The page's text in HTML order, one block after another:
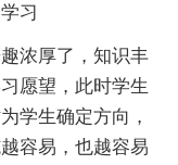
习
浓厚了，知识丰
愿望，此时学生
学生确定方向，
容易，也越容易